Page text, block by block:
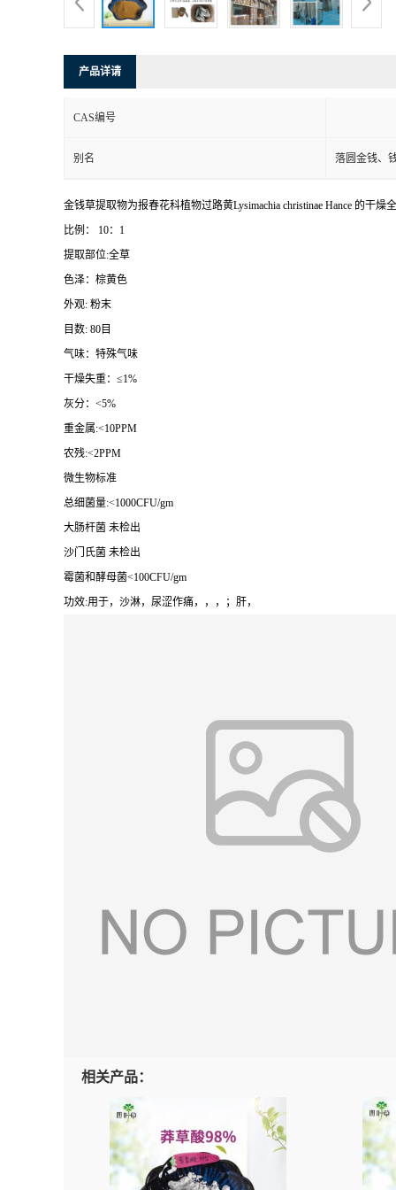
产品详请
CAS编号
别名 落圆金钱、
金钱草提取物为报春花科植物过路黄Lysimachia christinae Hance 的干燥
比例： 10：1
提取部位:全草
色泽：棕黄色
外观: 粉末
目数: 80目
气味：特殊气味
干燥失重：≤1%
灰分：<5%
重金属:<10PPM
农残:<2PPM
微生物标准
总细菌量:<1000CFU/gm
大肠杆菌 未检出
沙门氏菌 未检出
霉菌和酵母菌<100CFU/gm
功效:用于，沙淋，尿涩作痛，，，；肝，
相关产品：